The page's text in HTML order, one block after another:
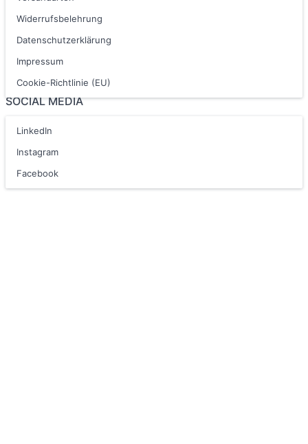
Widerrufsbelehrung
Datenschutzerklärung
Impressum
Cookie-Richtlinie (EU)
SOCIAL MEDIA
LinkedIn
Instagram
Facebook